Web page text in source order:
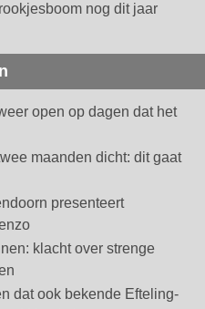
nog dit jaar
open op dagen dat het
maanden dicht: dit gaat
presenteert
klacht over strenge
dat ook bekende Efteling-